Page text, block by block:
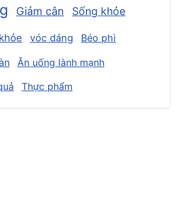
Giảm cân Sống khỏe
vóc dáng Béo phì
Ăn uống lành mạnh
Thực phẩm